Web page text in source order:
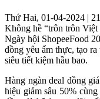
Thứ Hai, 01-04-2024 |
Không hề “trôn trôn Việt
Ngày hội ShopeeFood
đồng yêu ẩm thực, tạo
siêu tiết kiệm hầu bao.
Hàng ngàn deal đồng
hiệu giảm sâu 50%